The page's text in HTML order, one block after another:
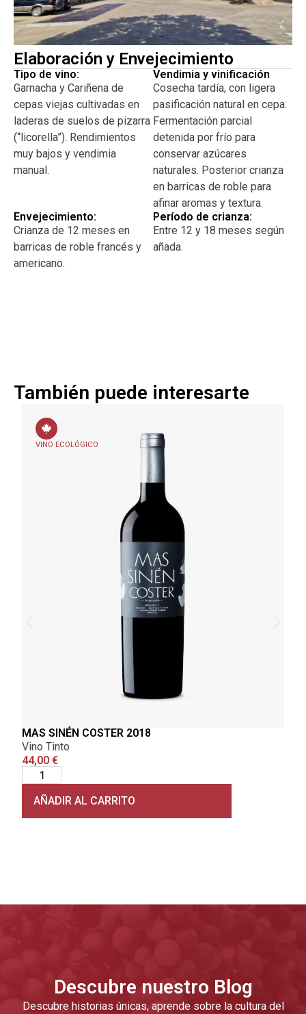
Celler de Capçanes es mundialmente conocido por la
calidad de sus vinos tintos del Montsant y por su icónica
elaboración Kosher, que abrió las puertas del mercado
internacional a la bodega.
Con una filosofía basada en el respeto por el viñedo y la
búsqueda constante de autenticidad, Celler de Capçanes
es hoy un símbolo de cómo la cooperación, la pasión y la
identidad local pueden dar origen a algunos de los vinos
más admirados.
Elaboración y Envejecimiento
Tipo de vino:
Garnacha y Cariñena de
cepas viejas cultivadas en
laderas de suelos de pizarra
(“licorella”). Rendimientos
muy bajos y vendimia
manual.
Vendimia y vinificación
Cosecha tardía, con ligera
pasificación natural en cepa.
Fermentación parcial
detenida por frío para
conservar azúcares
naturales. Posterior crianza
en barricas de roble para
afinar aromas y textura.
Envejecimiento:
Crianza de 12 meses en
barricas de roble francés y
americano.
Período de crianza:
Entre 12 y 18 meses según
añada.
También puede interesarte
VINO ECOLÓGICO
MAS SINÉN COSTER 2018
Vino Tinto
44,00 €
AÑADIR AL CARRITO
Descubre nuestro Blog
Descubre historias únicas, aprende sobre la cultura del